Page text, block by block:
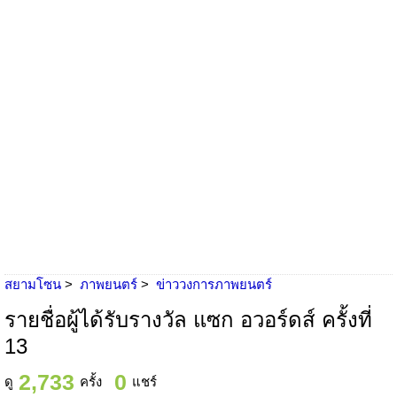
สยามโซน ภาพยนตร์ ข่าววงการภาพยนตร์
รายชื่อผู้ได้รับรางวัล แซก อวอร์ดส์ ครั้งที่
13
ดู 2,733 ครั้ง 0 แชร์